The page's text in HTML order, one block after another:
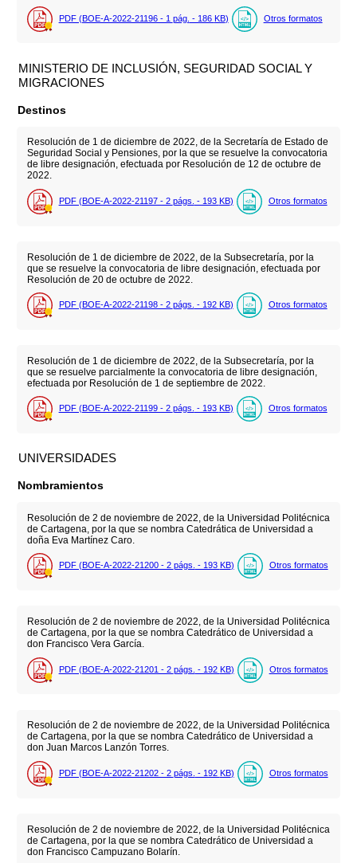
PDF (BOE-A-2022-21196 - 1 pág. - 186 KB) Otros formatos
MINISTERIO DE INCLUSIÓN, SEGURIDAD SOCIAL Y
MIGRACIONES
Destinos
Resolución de 1 de diciembre de 2022, de la Secretaría de Estado de
Seguridad Social y Pensiones, por la que se resuelve la convocatoria
de libre designación, efectuada por Resolución de 12 de octubre de
2022.
PDF (BOE-A-2022-21197 - 2 págs. - 193 KB) Otros formatos
Resolución de 1 de diciembre de 2022, de la Subsecretaría, por la
que se resuelve la convocatoria de libre designación, efectuada por
Resolución de 20 de octubre de 2022.
PDF (BOE-A-2022-21198 - 2 págs. - 192 KB) Otros formatos
Resolución de 1 de diciembre de 2022, de la Subsecretaría, por la
que se resuelve parcialmente la convocatoria de libre designación,
efectuada por Resolución de 1 de septiembre de 2022.
PDF (BOE-A-2022-21199 - 2 págs. - 193 KB) Otros formatos
UNIVERSIDADES
Nombramientos
Resolución de 2 de noviembre de 2022, de la Universidad Politécnica
de Cartagena, por la que se nombra Catedrática de Universidad a
doña Eva Martínez Caro.
PDF (BOE-A-2022-21200 - 2 págs. - 193 KB) Otros formatos
Resolución de 2 de noviembre de 2022, de la Universidad Politécnica
de Cartagena, por la que se nombra Catedrático de Universidad a
don Francisco Vera García.
PDF (BOE-A-2022-21201 - 2 págs. - 192 KB) Otros formatos
Resolución de 2 de noviembre de 2022, de la Universidad Politécnica
de Cartagena, por la que se nombra Catedrático de Universidad a
don Juan Marcos Lanzón Torres.
PDF (BOE-A-2022-21202 - 2 págs. - 192 KB) Otros formatos
Resolución de 2 de noviembre de 2022, de la Universidad Politécnica
de Cartagena, por la que se nombra Catedrático de Universidad a
don Francisco Campuzano Bolarín.